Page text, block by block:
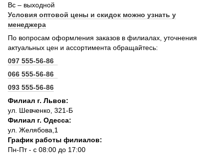
Вс – выходной
Условия оптовой цены и скидок можно узнать у
менеджера
По вопросам оформления заказов в филиалах, уточнения
актуальных цен и ассортимента обращайтесь:
097 555-56-86
066 555-56-86
093 555-56-86
Филиал г. Львов:
ул. Шевченко, 321-Б
Филиал г. Одесса:
ул. Желябова,1
График работы филиалов:
Пн-Пт - с 08:00 до 17:00